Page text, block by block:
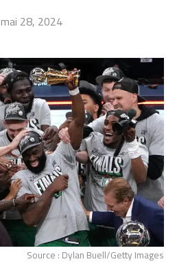
mai 28, 2024
Source : Dylan Buell/Getty Images